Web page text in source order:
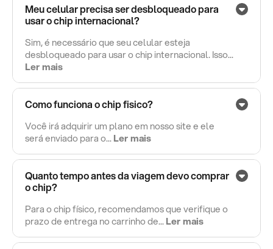
Meu celular precisa ser desbloqueado para
usar o chip internacional?
Sim, é necessário que seu celular esteja
desbloqueado para usar o chip internacional. Isso...
Ler mais
Como funciona o chip fisico?
Você irá adquirir um plano em nosso site e ele
será enviado para o...Ler mais
Quanto tempo antes da viagem devo comprar
o chip?
Para o chip físico, recomendamos que verifique o
prazo de entrega no carrinho de...Ler mais